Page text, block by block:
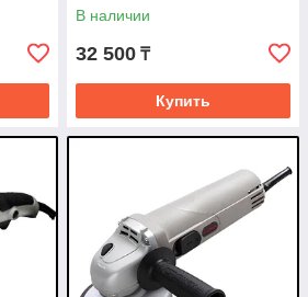
В наличии
32 500 ₸
Купить